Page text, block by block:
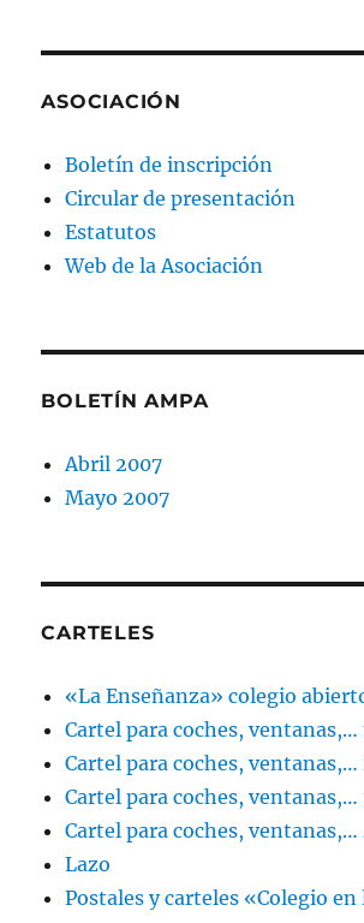
ASOCIACIÓN
Boletín de inscripción
Circular de presentación
Estatutos
Web de la Asociación
BOLETÍN AMPA
Abril 2007
Mayo 2007
CARTELES
«La Enseñanza» colegio
Cartel para coches, ventanas,…
Cartel para coches, ventanas,…
Cartel para coches, ventanas,…
Cartel para coches, ventanas,…
Lazo
Postales y carteles «Colegio en